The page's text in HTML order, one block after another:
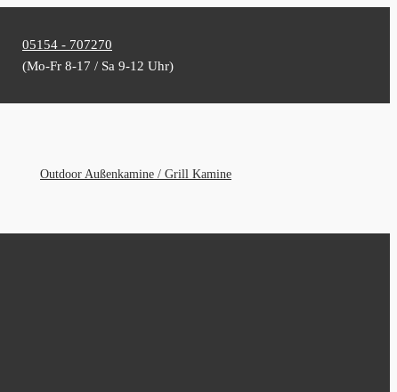
05154 - 707270
(Mo-Fr 8-17 / Sa 9-12 Uhr)
Outdoor Außenkamine / Grill Kamine